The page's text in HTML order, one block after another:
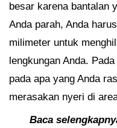
besar karena bantalan
Anda parah, Anda
milimeter untuk
lengkungan Anda.
pada apa yang Anda
merasakan nyeri di
Baca